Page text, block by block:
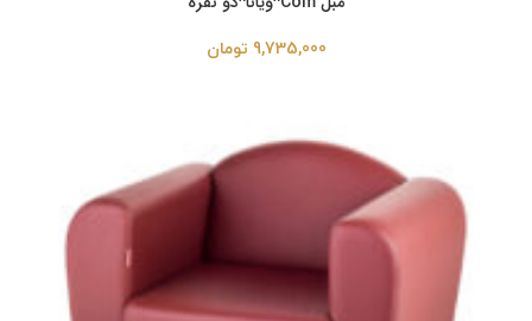
9,735,000 تومان